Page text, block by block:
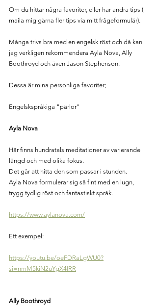
Om du hittar några favoriter, eller har andra tips (
maila mig gärna fler tips via mitt frågeformulär).
Många trivs bra med en engelsk röst och då kan
jag verkligen rekommendera Ayla Nova, Ally
Boothroyd och även Jason Stephenson.
Dessa är mina personliga favoriter;
Engelskspråkiga "pärlor"
Ayla Nova
Här finns hundratals meditationer av varierande
längd och med olika fokus.
Det går att hitta den som passar i stunden.
Ayla Nova formulerar sig så fint med en lugn,
trygg tydlig röst och fantastiskt språk.
https://www.aylanova.com/
Ett exempel:
https://youtu.be/oeFDRaLgWU0?
si=nmM5kiN2uYgX4IRR
Ally Boothroyd